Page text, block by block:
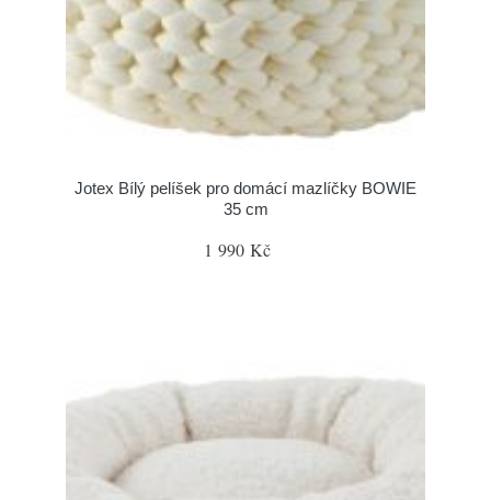
Jotex Bílý pelíšek pro domácí mazlíčky BOWIE
35 cm
1 990 Kč